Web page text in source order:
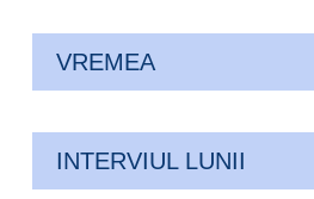
VREMEA
INTERVIUL LUNII